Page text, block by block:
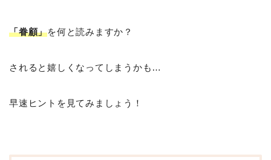
「眷顧」を何と読みますか？
されると嬉しくなってしまうかも…
早速ヒントを見てみましょう！